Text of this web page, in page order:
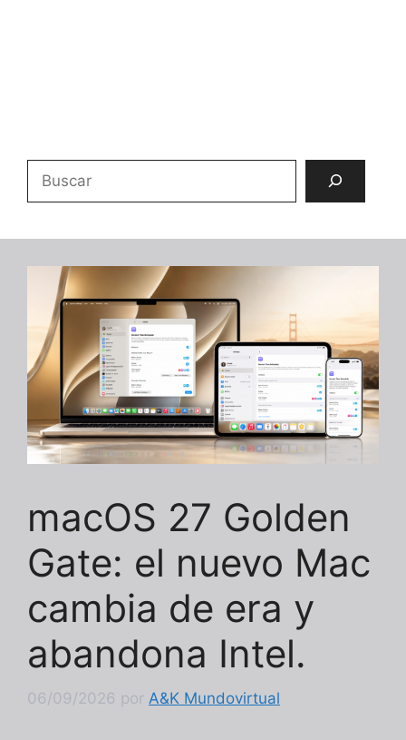
macOS 27 Golden
Gate: el nuevo Mac
cambia de era y
abandona Intel.
06/09/2026 por A&K Mundovirtual